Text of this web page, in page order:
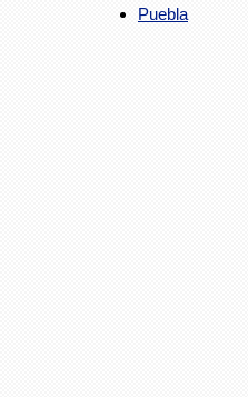
Puebla